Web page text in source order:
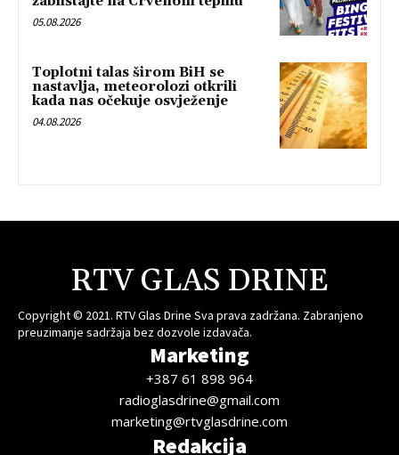
05.08.2026
Toplotni talas širom BiH se
nastavlja, meteorolozi otkrili
kada nas očekuje osvježenje
04.08.2026
RTV GLAS DRINE
Copyright © 2021. RTV Glas Drine Sva prava zadržana. Zabranjeno
preuzimanje sadržaja bez dozvole izdavača.
Marketing
+387 61 898 964
radioglasdrine@gmail.com
marketing@rtvglasdrine.com
Redakcija